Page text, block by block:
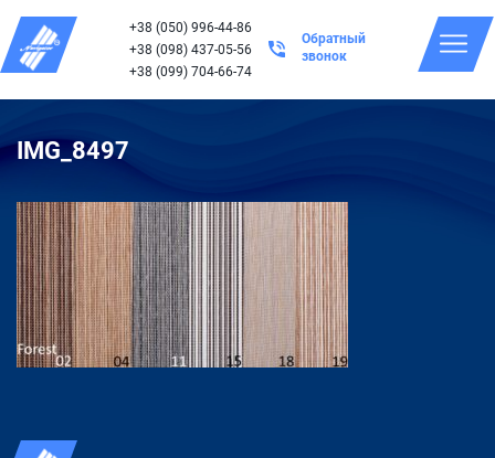
+38 (050) 996-44-86
+38 (098) 437-05-56
+38 (099) 704-66-74
Обратный
звонок
IMG_8497